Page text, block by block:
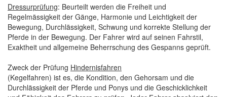
Dressurprüfung: Beurteilt werden die Freiheit und
Regelmässigkeit der Gänge, Harmonie und Leichtigkeit der
Bewegung, Durchlässigkeit, Schwung und korrekte Stellung der
Pferde in der Bewegung. Der Fahrer wird auf seinen Fahrstil,
Exaktheit und allgemeine Beherrschung des Gespanns geprüft.
Zweck der Prüfung Hindernisfahren
(Kegelfahren) ist es, die Kondition, den Gehorsam und die
Durchlässigkeit der Pferde und Ponys und die Geschicklichkeit